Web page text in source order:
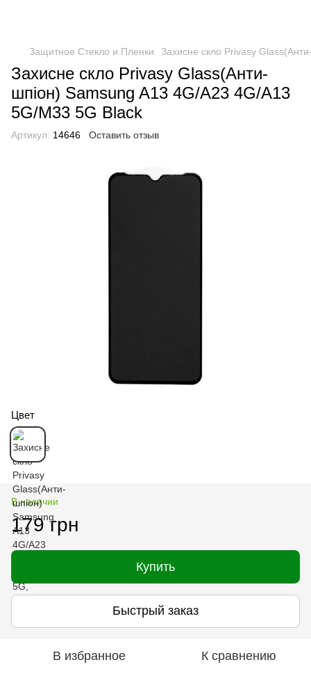
Защитное Стекло и Пленки Захисне скло Privasy
Захисне скло Privasy Glass(Анти-
шпіон) Samsung A13 4G/A23 4G/A13
5G/M33 5G Black
Артикул: 14646 Оставить отзыв
Цвет
В наличии
179 грн
Купить
Быстрый заказ
В избранное К сравнению